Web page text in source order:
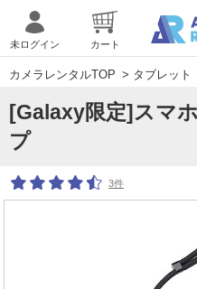
未ログイン カート
カメラレンタルTOP > タブレット
[Galaxy限定]スマ
プ
3件